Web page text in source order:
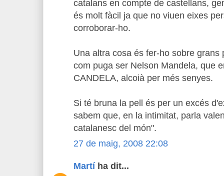
catalans en compte de castellans,
és molt fàcil ja que no viuen eixes
corroborar-ho.
Una altra cosa és fer-ho sobre grans
com puga ser Nelson Mandela, que
CANDELA, alcoià per més senyes.
Si té bruna la pell és per un excés
sabem que, en la intimitat, parla
catalanesc del món".
27 de maig, 2008 22:08
Martíha dit...